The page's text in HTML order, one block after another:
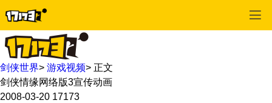
剑侠世界> 游戏视频> 正文
剑侠情缘网络版3宣传动画
2008-03-20 17173